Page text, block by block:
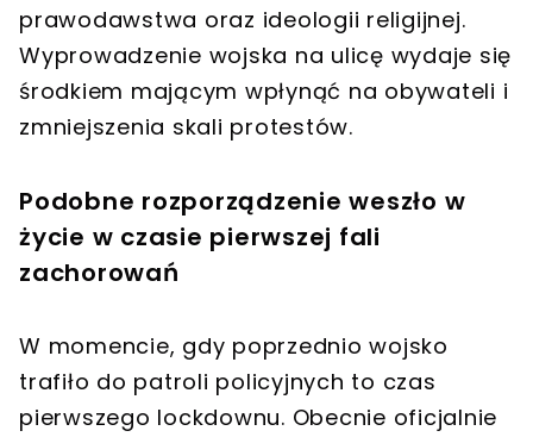
prawodawstwa oraz ideologii religijnej.
Wyprowadzenie wojska na ulicę wydaje się
środkiem mającym wpłynąć na obywateli i
zmniejszenia skali protestów.
Podobne rozporządzenie weszło w
życie w czasie pierwszej fali
zachorowań
W momencie, gdy poprzednio wojsko
trafiło do patroli policyjnych to czas
pierwszego lockdownu. Obecnie oficjalnie